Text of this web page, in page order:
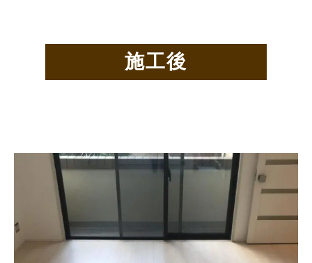
施工後